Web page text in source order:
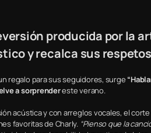
producida por la
y recalca sus
regalo para sus seguidores, surge
a sorprendereste verano.
acústica y con arreglos vocales, el
favoritas de Charly. “Pienso que la